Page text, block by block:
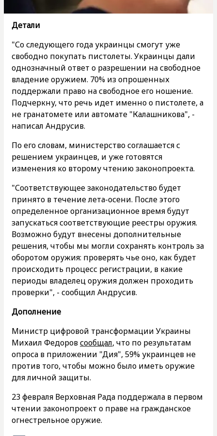
Детали
"Со следующего года украинцы смогут уже
свободно покупать пистолеты. Украинцы дали
однозначный ответ о разрешении на свободное
владение оружием. 70% из опрошенных
поддержали право на свободное его ношение.
Подчеркну, что речь идет именно о пистолете, а
не гранатомете или автомате "Калашникова", -
написал Андрусив.
По его словам, министерство соглашается с
решением украинцев, и уже готовятся
изменения ко второму чтению законопроекта.
"Соответствующее законодательство будет
принято в течение лета-осени. После этого
определенное организационное время будут
запускаться соответствующие реестры оружия.
Возможно будут внесены дополнительные
решения, чтобы мы могли сохранять контроль за
оборотом оружия: проверять чье оно, как будет
происходить процесс регистрации, в какие
периоды владелец оружия должен проходить
проверки", - сообщил Андрусив.
Дополнение
Министр цифровой трансформации Украины
Михаил Федоровсообщал, что по результатам
опроса в приложении "Дия", 59% украинцев не
против того, чтобы можно было иметь оружие
для личной защиты.
23 февраля Верховная Рада поддержала в первом
чтении законопроект о праве на гражданское
огнестрельное оружие.